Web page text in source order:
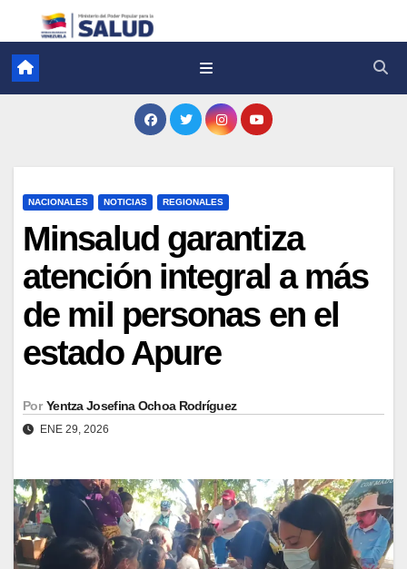
NACIONALES NOTICIAS REGIONALES
Minsalud garantiza
atención integral a más
de mil personas en el
estado Apure
Por Yentza Josefina Ochoa Rodríguez
ENE 29, 2026